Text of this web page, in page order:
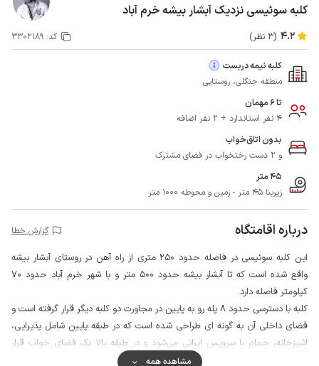
کلبه سوئیسی نزدیک آبشار بیشه خرم آباد
4.2 (3 نظر) کد: 3302189
کلبه نیمه دربست
منطقه جنگلی، روستایی
تا 6 مهمان
4 نفر استاندارد + 2 نفر اضافه
بدون اتاق‌خواب
و 2 دست رختخواب در فضای مشترک
45 متر
زیربنا 45 متر - زمین و محوطه 1000 متر
درباره اقامتگاه گزارش خطا
این کلبه سوئیسی در فاصله حدود 250 متری از راه آهن در روستای آبشار بیشه
واقع شده است که تا آبشار بیشه حدود 500 متر و با شهر خرم آباد حدود 70
کیلومتر فاصله دارد.
کلبه با دسترسی حدود 8 پله رو به پایین در مجاورت دو کلبه دیگر قرار گرفته است و
فضای داخلی آن به گونه ای طراحی شده است که در طبقه پایین شامل پذیرایی،
اشپزخانه، حمام با سرویس ایرانی می‌شود و در طبقه بالا یک فضای خواب قرار
مشاهده همه